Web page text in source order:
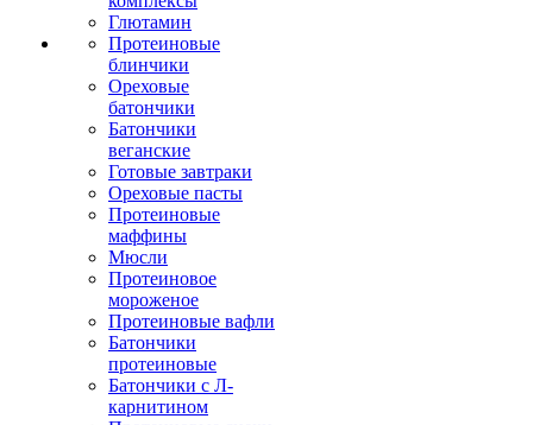
Глютамин
Протеиновые
блинчики
Ореховые
батончики
Батончики
веганские
Готовые завтраки
Ореховые пасты
Протеиновые
маффины
Мюсли
Протеиновое
мороженое
Протеиновые вафли
Батончики
протеиновые
Батончики с Л-
карнитином